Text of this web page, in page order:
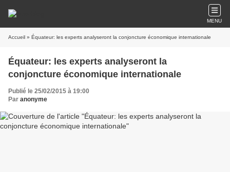
MENU
Accueil » Équateur: les experts analyseront la conjoncture économique internationale
Équateur: les experts analyseront la
conjoncture économique internationale
Publié le 25/02/2015 à 19:00
Par anonyme